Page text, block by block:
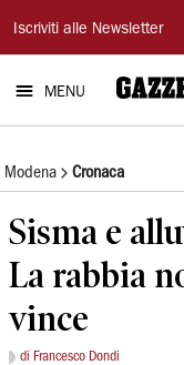
Gazzetta
di
Modena
Iscriviti alle Newsletter
MENU
Modena Cronaca
Sisma e
La rabbia
vince
di Francesco Dondi